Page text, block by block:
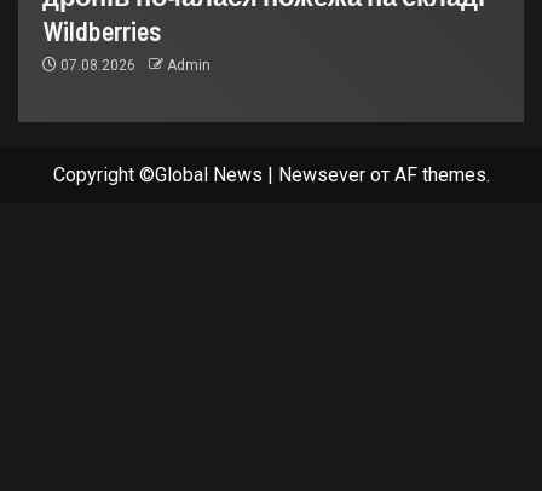
Wildberries
07.08.2026 Admin
Copyright ©Global News | Newseverот AF themes.